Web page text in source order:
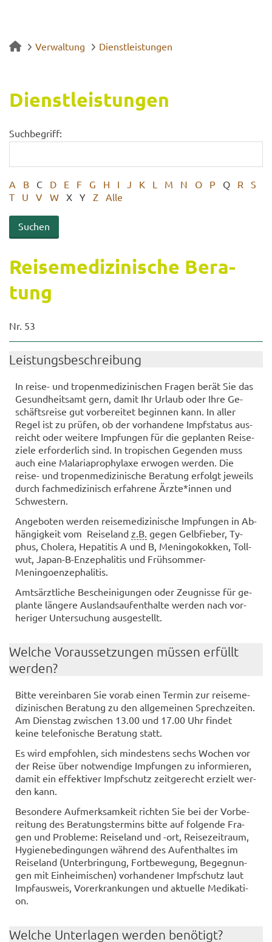
Verwaltung Dienstleistungen
Dienst­leis­tun­gen
Suchbegriff:
A B C D E F G H I J K L M N O P Q R
S
T
U V W X Y Z Alle
Rei­se­me­di­zi­ni­sche Be­ra­
tung
Nr. 53
Leis­tungs­be­schrei­bung
In reise-​ und tro­pen­me­di­zi­ni­schen Fra­gen berät Sie das
Ge­sund­heits­amt gern, damit Ihr Ur­laub oder Ihre Ge­
schäfts­rei­se gut vor­be­rei­tet be­gin­nen kann. In aller
Regel ist zu prü­fen, ob der vor­han­de­ne Impf­sta­tus aus­
reicht oder wei­te­re Imp­fun­gen für die ge­plan­ten Rei­se­
zie­le er­for­der­lich sind. In tro­pi­schen Ge­gen­den muss
auch eine Ma­la­ria­pro­phy­la­xe er­wo­gen wer­den. Die
reise-​ und tro­pen­me­di­zi­ni­sche Be­ra­tung er­folgt je­weils
durch fach­me­di­zi­nisch er­fah­re­ne Ärzte*innen und
Schwes­tern.
An­ge­bo­ten wer­den rei­se­me­di­zi­ni­sche Imp­fun­gen in Ab­
hän­gig­keit vom Rei­se­land z.B. gegen Gelb­fie­ber, Ty­
phus, Cho­le­ra, He­pa­ti­tis A und B, Me­nin­go­kok­ken, Toll­
wut, Japan-​B-Enzephalitis und Frühsommer-​
Meningoenzephalitis.
Amts­ärzt­li­che Be­schei­ni­gun­gen oder Zeug­nis­se für ge­
plan­te län­ge­re Aus­lands­auf­ent­hal­te wer­den nach vor­
he­ri­ger Un­ter­su­chung aus­ge­stellt.
Wel­che Vor­aus­set­zun­gen müs­sen er­füllt
wer­den?
Bitte ver­ein­ba­ren Sie vorab einen Ter­min zur rei­se­me­
di­zi­ni­schen Be­ra­tung zu den all­ge­mei­nen Sprech­zei­ten.
Am Diens­tag zwi­schen 13.00 und 17.00 Uhr fin­det
keine te­le­fo­ni­sche Be­ra­tung statt.
Es wird emp­foh­len, sich min­des­tens sechs Wo­chen vor
der Reise über not­wen­di­ge Imp­fun­gen zu in­for­mie­ren,
damit ein ef­fek­ti­ver Impf­schutz zeit­ge­recht er­zielt wer­
den kann.
Be­son­de­re Auf­merk­sam­keit rich­ten Sie bei der Vor­be­
rei­tung des Be­ra­tungs­ter­mins bitte auf fol­gen­de Fra­
gen und Pro­ble­me: Rei­se­land und -ort, Rei­se­zeit­raum,
Hy­gie­ne­be­din­gun­gen wäh­rend des Auf­ent­hal­tes im
Rei­se­land (Un­ter­brin­gung, Fort­be­we­gung, Be­geg­nun­
gen mit Ein­hei­mi­schen) vor­han­de­ner Impf­schutz laut
Impf­aus­weis, Vor­er­kran­kun­gen und ak­tu­el­le Me­di­ka­ti­
on.
Wel­che Un­ter­la­gen wer­den be­nö­tigt?